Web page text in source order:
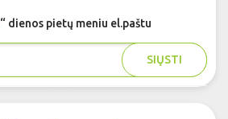
“ dienos pietų meniu el.paštu
SIŲSTI